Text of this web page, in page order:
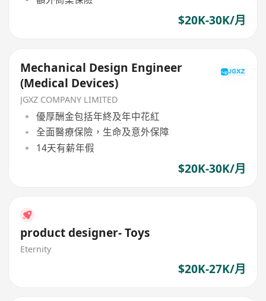
$20K-30K/月
Mechanical Design Engineer
(Medical Devices)
JGXZ COMPANY LIMITED
優厚酬金包括年終及年中花紅
全面醫療保險，生命及意外保障
14天有薪年假
$20K-30K/月
product designer- Toys
Eternity
$20K-27K/月